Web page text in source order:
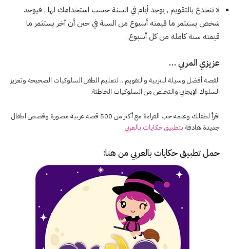
لا تنخدع بالتقويم , يوجد أيام في السنة حسب استخدامك لها , فيوجد
شخص يستثمر ما قيمته أسبوع من السنة في حين أن آخر يستثمر ما
قيمته سنة كاملة من كل أسبوع.
عزيزي المربي …
القصة أفضل وسيلة للتربية والتقويم .. لتعليم الطفل السلوكيات الصحيحة وتعزيز
السلوك الإيجابي والتخلص من السلوكيات الخاطئة.
اقرأ لطفلك وعلمه حب القراءة مع أكثر من 500 قصة عربية مصورة وقصص اطفال
جديدة هادفة بتطبيق حكايات بالعربي
حمل تطبيقحكايات بالعربي من هنا: